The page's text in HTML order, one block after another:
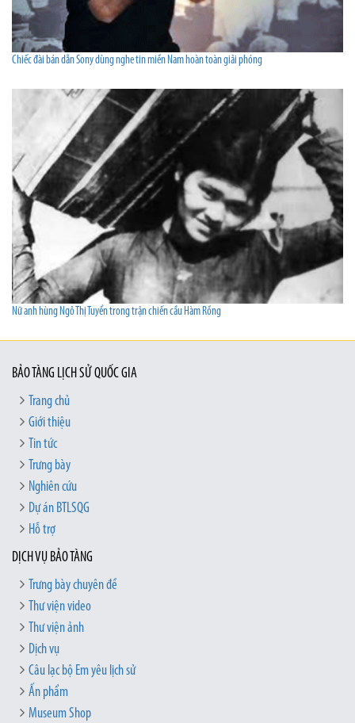
Chiếc đài bán dẫn Sony dùng nghe tin miền Nam hoàn toàn giải phóng
Nữ anh hùng Ngô Thị Tuyển trong trận chiến cầu Hàm Rồng
BẢO TÀNG LỊCH SỬ QUỐC GIA
Trang chủ
Giới thiệu
Tin tức
Trưng bày
Nghiên cứu
Dự án BTLSQG
Hỗ trợ
DỊCH VỤ BẢO TÀNG
Trưng bày chuyên đề
Thư viện video
Thư viện ảnh
Dịch vụ
Câu lạc bộ Em yêu lịch sử
Ấn phẩm
Museum Shop